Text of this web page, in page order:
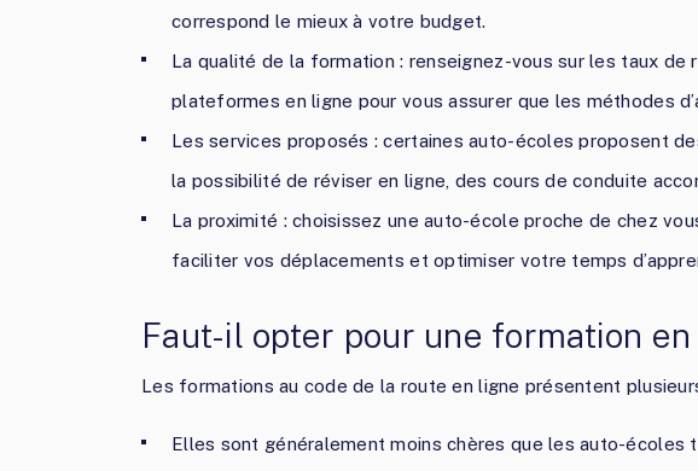
correspond le mieux à votre budget.
La qualité de la formation : renseignez-vous sur les taux de
plateformes en ligne pour vous assurer que les méthodes
Les services proposés : certaines auto-écoles proposent
la possibilité de réviser en ligne, des cours de conduite
La proximité : choisissez une auto-école proche de chez
faciliter vos déplacements et optimiser votre temps
Faut-il opter pour une formation
Les formations au code de la route en ligne présentent
Elles sont généralement moins chères que les auto-écoles